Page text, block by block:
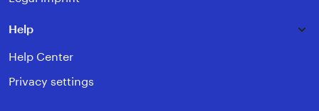
Help
Help Center
Privacy settings